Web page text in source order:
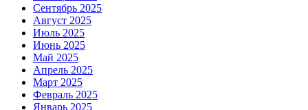
Сентябрь 2025
Август 2025
Июль 2025
Июнь 2025
Май 2025
Апрель 2025
Март 2025
Февраль 2025
Январь 2025